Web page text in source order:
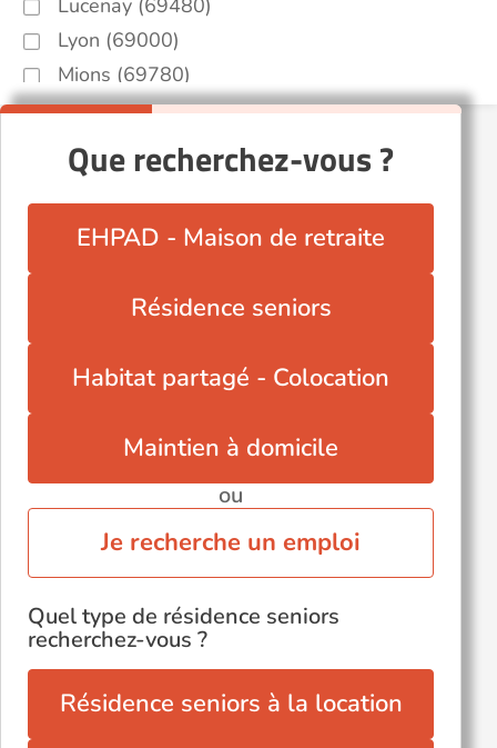
Lucenay (69480)
Lyon (69000)
Mions (69780)
Morancé (69480)
Rillieux-la-Pape (69140)
Saint-Cyr-au-Mont-d'Or (69450)
Saint-Priest (69800)
Simandres (69360)
Tassin-la-Demi-Lune (69160)
Villeurbanne (69100)
Autres villes du département
Lyon 7eme (69007)
Voir toutes les villes du département
Que recherchez-vous ?
EHPAD - Maison de retraite
Résidence seniors
Habitat partagé - Colocation
Maintien à domicile
ou
Je recherche un emploi
Quel type de résidence seniors
recherchez-vous ?
Résidence seniors à la location